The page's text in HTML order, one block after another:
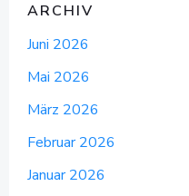
ARCHIV
Juni 2026
Mai 2026
März 2026
Februar 2026
Januar 2026